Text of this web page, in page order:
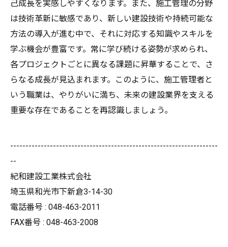
己成長を実感しやすくなります。また、施工管理の分野
は技術革新に敏感であり、新しい建設技術や持続可能な
方法の導入が進む中で、それに対応する知識やスキルを
学ぶ機会が豊富です。常に学び続ける姿勢が求められ、
各プロジェクトごとに異なる課題に昇華することで、さ
らなる成長が見込まれます。このように、施工管理者と
いう職業は、やりがいに満ち、未来の建設業界を支える
重要な存在であることを再認識しましょう。
--------------------------------------------------------------------
--
紀和建設工業株式会社
埼玉県和光市下新倉3-14-30
電話番号 : 048-463-2011
FAX番号 : 048-463-2008